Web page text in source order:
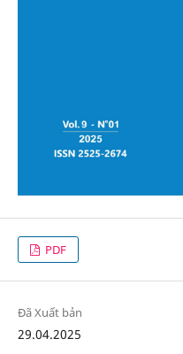
PDF
Đã Xuất bản
29.04.2025